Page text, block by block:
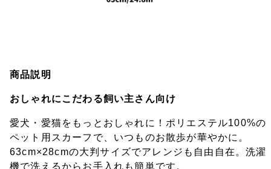
商品説明
おしゃれにこだわる飼い主さん向け
愛犬・愛猫をもっとおしゃれに！ポリエステル100%の
ペット用スカーフで、いつものお散歩が華やかに。
63cm×28cmの大判サイズでアレンジも自由自在。洗濯
機で洗えるからお手入れも簡単です。